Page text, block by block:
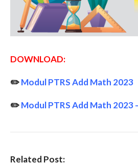
DOWNLOAD:
✏️Modul PTRS Add Math 2023
✏️Modul PTRS Add Math 2023
Related Post: